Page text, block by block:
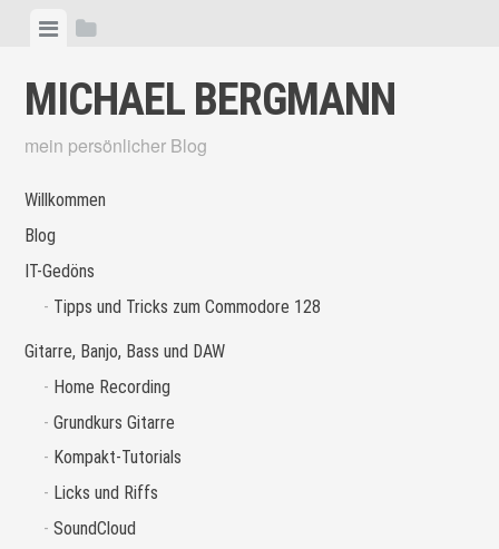
Skip
content
ViewView
MICHAEL BERGMANN
mein persönlicher Blog
Willkommen
Blog
IT-Gedöns
Tipps und Tricks zum Commodore 128
Gitarre, Banjo, Bass und DAW
Home Recording
Grundkurs Gitarre
Kompakt-Tutorials
Licks und Riffs
SoundCloud